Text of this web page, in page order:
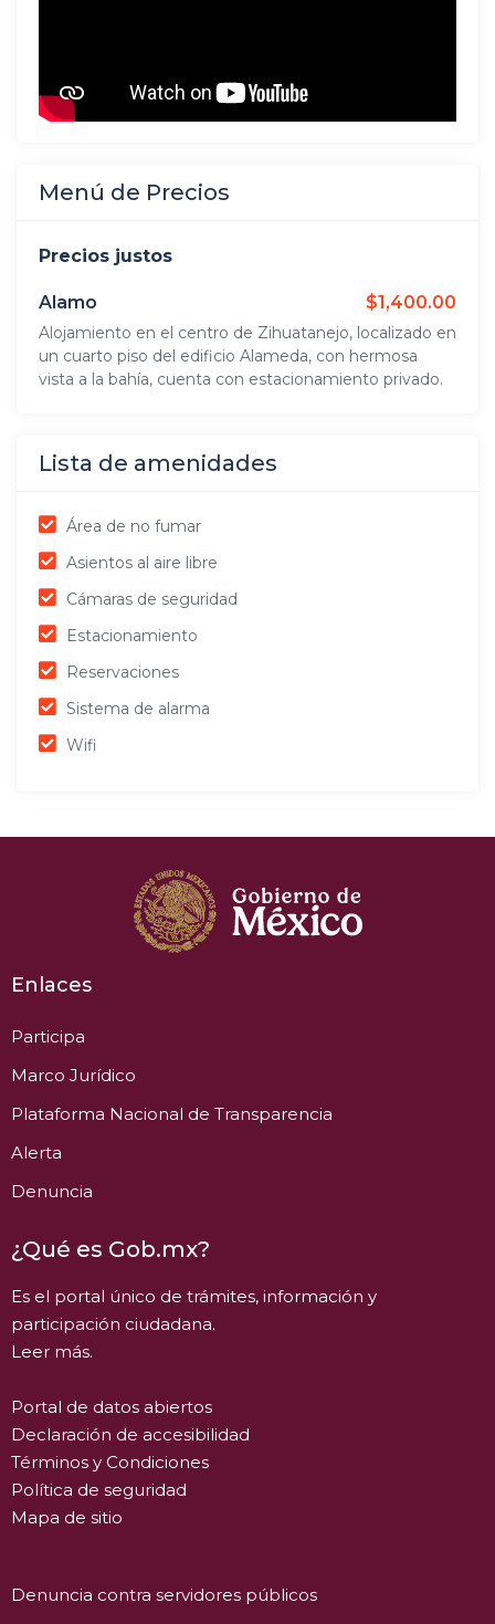
Menú de Precios
Precios justos
Alamo $1,400.00
Alojamiento en el centro de Zihuatanejo, localizado en
un cuarto piso del edificio Alameda, con hermosa
vista a la bahía, cuenta con estacionamiento privado.
Lista de amenidades
Área de no fumar
Asientos al aire libre
Cámaras de seguridad
Estacionamiento
Reservaciones
Sistema de alarma
Wifi
Enlaces
Participa
Marco Jurídico
Plataforma Nacional de Transparencia
Alerta
Denuncia
¿Qué es Gob.mx?
Es el portal único de trámites, información y
participación ciudadana.
Leer más.
Portal de datos abiertos
Declaración de accesibilidad
Términos y Condiciones
Política de seguridad
Mapa de sitio
Denuncia contra servidores públicos